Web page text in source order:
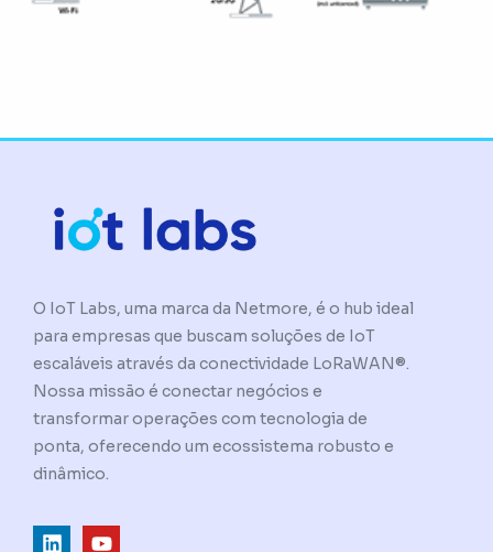
O IoT Labs, uma marca da Netmore, é o hub ideal
para empresas que buscam soluções de IoT
escaláveis através da conectividade LoRaWAN®.
Nossa missão é conectar negócios e
transformar operações com tecnologia de
ponta, oferecendo um ecossistema robusto e
dinâmico.
L Y